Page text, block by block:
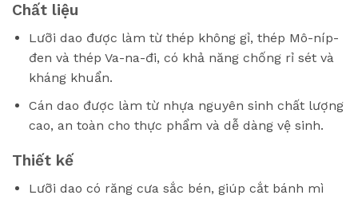
Chất liệu
Lưỡi dao được làm từ thép không gỉ, thép Mô-níp-
đen và thép Va-na-đi, có khả năng chống rỉ sét và
kháng khuẩn.
Cán dao được làm từ nhựa nguyên sinh chất lượng
cao, an toàn cho thực phẩm và dễ dàng vệ sinh.
Thiết kế
Lưỡi dao có răng cưa sắc bén, giúp cắt bánh mì